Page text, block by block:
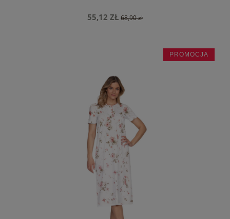
55,12 ZŁ 68,90 zł
do koszyka
PROMOCJA